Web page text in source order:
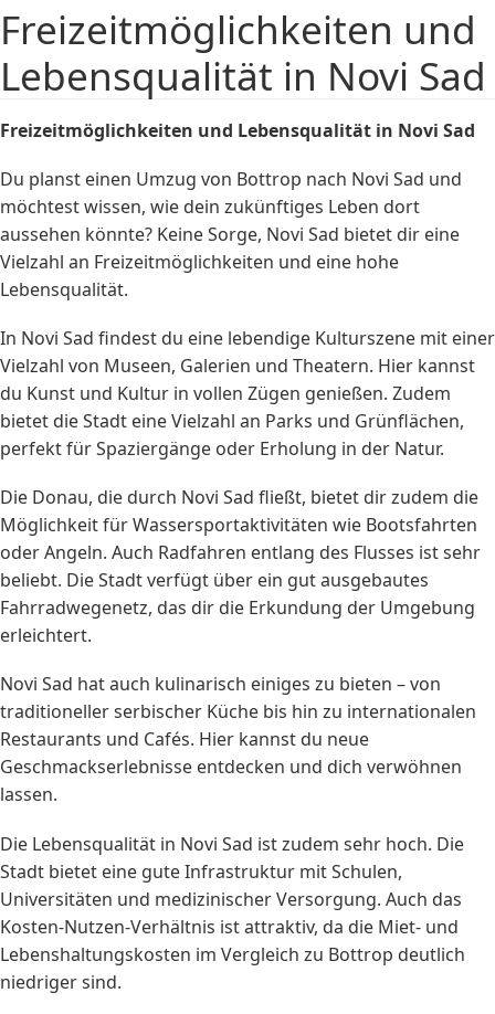
Freizeitmöglichkeiten und
Lebensqualität in Novi Sad
Freizeitmöglichkeiten und Lebensqualität in Novi Sad
Du planst einen Umzug von Bottrop nach Novi Sad und
möchtest wissen, wie dein zukünftiges Leben dort
aussehen könnte? Keine Sorge, Novi Sad bietet dir eine
Vielzahl an Freizeitmöglichkeiten und eine hohe
Lebensqualität.
In Novi Sad findest du eine lebendige Kulturszene mit einer
Vielzahl von Museen, Galerien und Theatern. Hier kannst
du Kunst und Kultur in vollen Zügen genießen. Zudem
bietet die Stadt eine Vielzahl an Parks und Grünflächen,
perfekt für Spaziergänge oder Erholung in der Natur.
Die Donau, die durch Novi Sad fließt, bietet dir zudem die
Möglichkeit für Wassersportaktivitäten wie Bootsfahrten
oder Angeln. Auch Radfahren entlang des Flusses ist sehr
beliebt. Die Stadt verfügt über ein gut ausgebautes
Fahrradwegenetz, das dir die Erkundung der Umgebung
erleichtert.
Novi Sad hat auch kulinarisch einiges zu bieten – von
traditioneller serbischer Küche bis hin zu internationalen
Restaurants und Cafés. Hier kannst du neue
Geschmackserlebnisse entdecken und dich verwöhnen
lassen.
Die Lebensqualität in Novi Sad ist zudem sehr hoch. Die
Stadt bietet eine gute Infrastruktur mit Schulen,
Universitäten und medizinischer Versorgung. Auch das
Kosten-Nutzen-Verhältnis ist attraktiv, da die Miet- und
Lebenshaltungskosten im Vergleich zu Bottrop deutlich
niedriger sind.